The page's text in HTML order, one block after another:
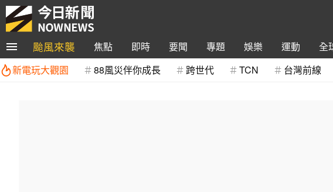
颱風來襲 焦點 即時 要聞 專題 娛樂 運動 全
新電玩大觀園
88風災伴你成長 跨世代 TCN 台灣前線